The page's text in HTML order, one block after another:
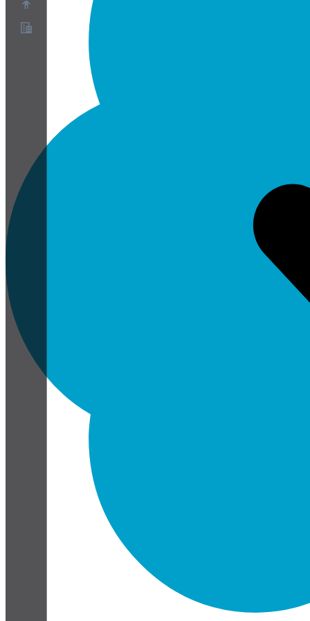
Informativa sulla privacy
Informativa sui cookie
Impostazioni cookie
White paper su sicurezza e privacy